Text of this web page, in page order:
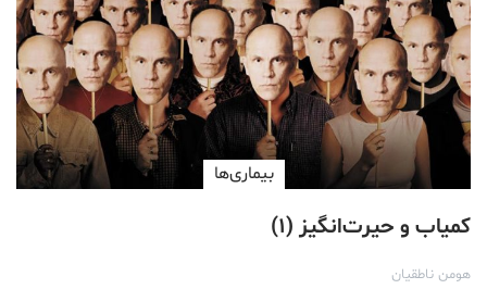
بیماری‌ها
کمیاب و حیرت‌انگیز (۱)
هومن ناطقیان